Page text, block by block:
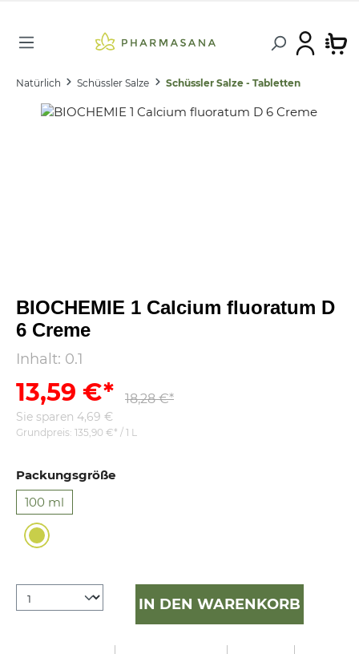
Natürlich Schüssler Salze Schüssler Salze - Tabletten
BIOCHEMIE 1 Calcium fluoratum D
6 Creme
Inhalt: 0.1
13,59 €* 18,28 €*
Sie sparen 4,69 €
Grundpreis: 135,90 €* / 1 L
Packungsgröße
100 ml
IN DEN WARENKORB